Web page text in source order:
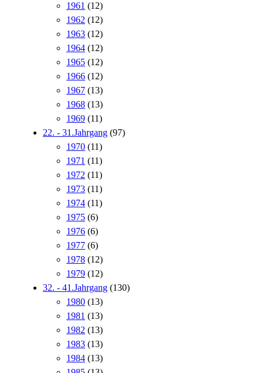
1961 (12)
1962 (12)
1963 (12)
1964 (12)
1965 (12)
1966 (12)
1967 (13)
1968 (13)
1969 (11)
22. - 31.Jahrgang (97)
1970 (11)
1971 (11)
1972 (11)
1973 (11)
1974 (11)
1975 (6)
1976 (6)
1977 (6)
1978 (12)
1979 (12)
32. - 41.Jahrgang (130)
1980 (13)
1981 (13)
1982 (13)
1983 (13)
1984 (13)